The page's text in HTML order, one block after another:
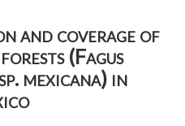
and coverage of
(Fagus
mexicana) in